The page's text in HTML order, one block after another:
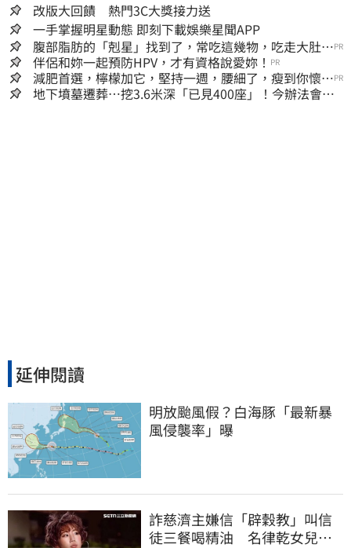
改版大回饋 熱門3C大獎接力送
一手掌握明星動態 即刻下載娛樂星聞APP
腹部脂肪的「剋星」找到了，常吃這幾物，吃走大肚
囊，瘦出小蠻腰
PR
伴侶和妳一起預防HPV，才有資格說愛妳！ PR
減肥首選，檸檬加它，堅持一週，腰細了，瘦到你懷疑
人生
PR
地下墳墓遷葬…挖3.6米深「已見400座」！今辦法會安
延伸閱讀
明放颱風假？白海豚「最新暴
風侵襲率」曝
詐慈濟主嫌信「辟穀教」叫信
徒三餐喝精油 名律乾女兒卻